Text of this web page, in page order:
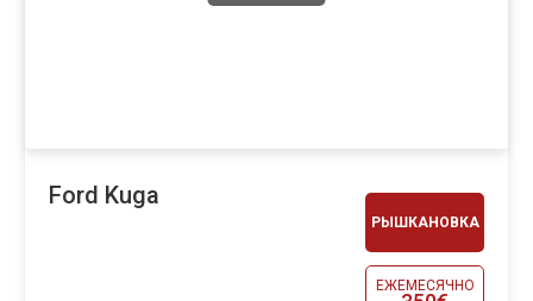
РЫШКАНОВКА
ЕЖЕМЕСЯЧНО
Ford Kuga